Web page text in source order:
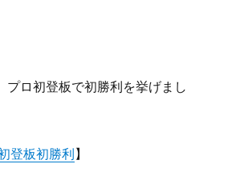
プロ初登板で初勝利を挙げまし
登板初勝利】